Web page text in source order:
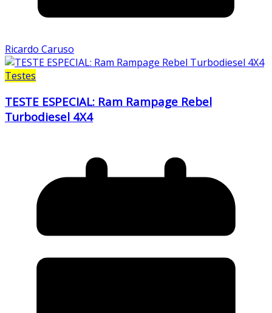
Ricardo Caruso
Testes
TESTE ESPECIAL: Ram Rampage Rebel
Turbodiesel 4X4